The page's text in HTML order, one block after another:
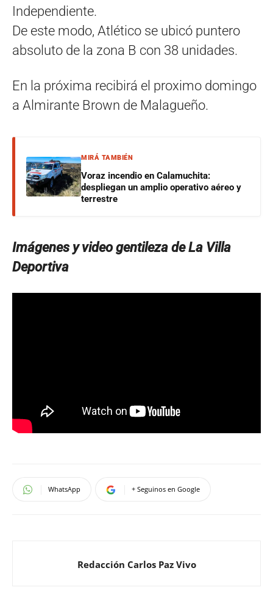
Independiente.
De este modo, Atlético se ubicó puntero
absoluto de la zona B con 38 unidades.
En la próxima recibirá el proximo domingo
a Almirante Brown de Malagueño.
MIRÁ TAMBIÉN
Voraz incendio en Calamuchita:
despliegan un amplio operativo aéreo y
terrestre
Imágenes y video gentileza de La Villa
Deportiva
WhatsApp + Seguinos en Google
Redacción Carlos Paz Vivo